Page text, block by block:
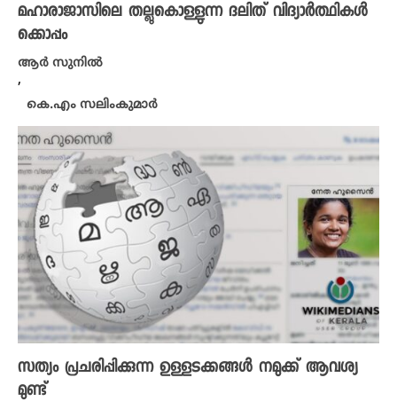
മഹാരാജാസിലെ തല്ലുകൊള്ളുന്ന ദലിത് വിദ്യാർത്ഥികൾ
ക്കൊപ്പം
ആർ സുനിൽ
,
കെ.എം സലിംകുമാർ
സത്യം പ്രചരിപ്പിക്കുന്ന ഉള്ളട​ക്കങ്ങൾ നമുക്ക് ആവശ്യ
മുണ്ട്